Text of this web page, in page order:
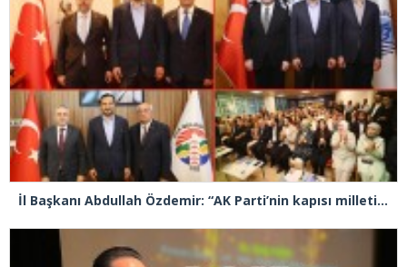
İl Başkanı Abdullah Özdemir: “AK Parti’nin kapısı milletine hizmet etmek isteyen herkese açıktır”